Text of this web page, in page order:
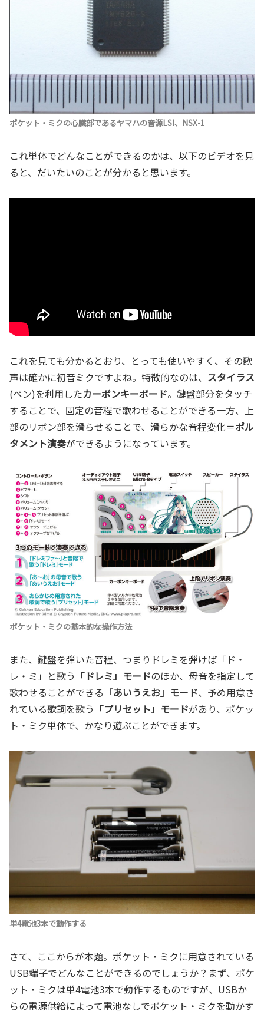
ポケット・ミクの心臓部であるヤマハの音源LSI、NSX-1
これ単体でどんなことができるのかは、以下のビデオを見
ると、だいたいのことが分かると思います。
これを見ても分かるとおり、とっても使いやすく、その歌
声は確かに初音ミクですよね。特徴的なのは、 スタイラス
(ペン)を利用したカーボンキーボード。鍵盤部分をタッチ
することで、固定の音程で歌わせることができる一方、上
部のリボン部を滑らせることで、滑らかな音程変化＝ポル
タメント演奏ができるようになっています。
ポケット・ミクの基本的な操作方法
また、鍵盤を弾いた音程、つまりドレミを弾けば「ド・
レ・ミ」と歌う 「ドレミ」モードのほか、母音を指定して
歌わせることができる 「あいうえお」モード、予め用意さ
れている歌詞を歌う 「プリセット」モードがあり、ポケッ
ト・ミク単体で、かなり遊ぶことができます。
単4電池3本で動作する
さて、ここからが本題。ポケット・ミクに用意されている
USB端子でどんなことができるのでしょうか？まず、ポケ
ット・ミクは単4電池3本で動作するものですが、USBか
らの電源供給によって電池なしでポケット・ミクを動かす